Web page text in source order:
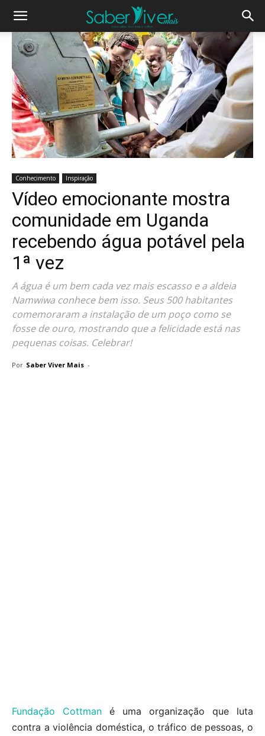
Conhecimento Inspiração
Vídeo emocionante mostra
comunidade em Uganda
recebendo água potável pela
1ª vez
A água é um bem cada vez mais escasso e a aldeia
Namwiwa conhece bem isso. Seus 500 habitantes
comemoraram a instalação de um poço como se
fosse de ouro, mostrando que a felicidade está nas
pequenas coisas. Celebrar!
Por Saber Viver Mais -
Fundação Cottman é uma organização que luta
contra a violência doméstica, o tráfico de pessoas, o